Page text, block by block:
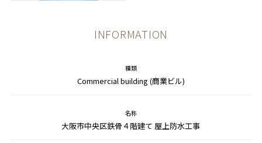
INFORMATION
種類
Commercial building (商業ビル)
名称
大阪市中央区鉄骨４階建て 屋上防水工事